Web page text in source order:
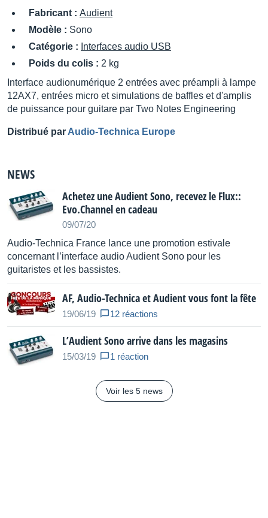
Fabricant : Audient
Modèle : Sono
Catégorie : Interfaces audio USB
Poids du colis : 2 kg
Interface audionumérique 2 entrées avec préampli à lampe
12AX7, entrées micro et simulations de baffles et d'amplis
de puissance pour guitare par Two Notes Engineering
Distribué par Audio-Technica Europe
NEWS
Achetez une Audient Sono, recevez le Flux::
Evo.Channel en cadeau
09/07/20
Audio-Technica France lance une promotion estivale
concernant l’interface audio Audient Sono pour les
guitaristes et les bassistes.
AF, Audio-Technica et Audient vous font la fête
19/06/19 12 réactions
L’Audient Sono arrive dans les magasins
15/03/19 1 réaction
Voir les 5 news